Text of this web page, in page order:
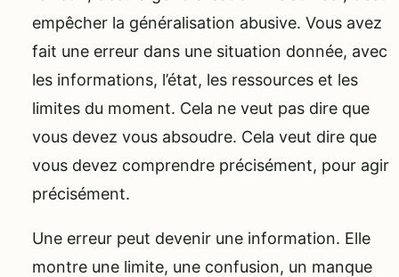
empêcher la généralisation abusive. Vous avez
fait une erreur dans une situation donnée, avec
les informations, l’état, les ressources et les
limites du moment. Cela ne veut pas dire que
vous devez vous absoudre. Cela veut dire que
vous devez comprendre précisément, pour agir
précisément.
Une erreur peut devenir une information. Elle
montre une limite, une confusion, un manque